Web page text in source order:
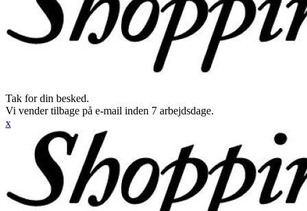
Tak for din besked.
Vi vender tilbage på e-mail inden 7 arbejdsdage.
x